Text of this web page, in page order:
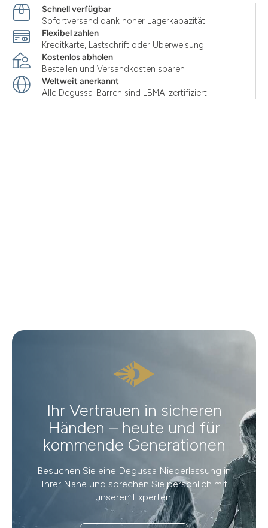
aktivieren.Schnell verfügbar
Sofortversand dank hoher Lagerkapazität
Flexibel zahlen
Kreditkarte, Lastschrift oder Überweisung
Kostenlos abholen
Bestellen und Versandkosten sparen
Weltweit anerkannt
Alle Degussa-Barren sind LBMA-zertifiziert
Ihr Vertrauen in sicheren
Händen – heute und für
kommende Generationen
Besuchen Sie eine Degussa Niederlassung in
Ihrer Nähe und sprechen Sie persönlich mit
unseren Experten.